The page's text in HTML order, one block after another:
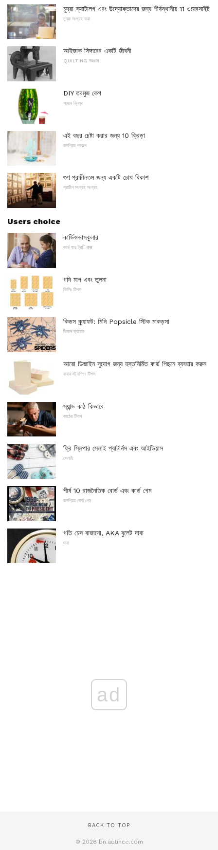
মুদ্রা ক্যাটালগ এবং উদ্যোক্তাদের জন্য শীর্ষস্থানীয় 11 ওয়েবসাইট
মুদ্রা সংগ্রহ করা
আইজাক সিঙ্গারের একটি জীবনী
QUILTING সরঞ্জাম
DIY তরমুজ কেগ
সামার ক্রিড়া
এই বছর চেষ্টা করার জন্য 10 ক্রিড়া
জনপ্রিয় প্রকল্প
গুণ প্রাচীনতম জন্য একটি চোখ বিকাশ
প্রাচীন সংগ্রহ সংগ্রহ
Users choice
কার্ডিওভাসকুলার
কার্ড যাদু ট্রिक्स
গদি মাপ এবং তুলনা
কিলিং টিপস
কিডস ক্র্যাফট: মিনি Popsicle স্টিক মাকড়সা
কিডস ক্রাফট
আরো ডিজাইন সুযোগ জন্য হস্তনির্মিত কার্ড পিছনে ব্যবহার করুন
রাবার স্ট্যাম্পিং টিপস
স্যান্ড কাঠ কিভাবে
কাঠের টিপস
ফ্রি স্লিপার সেলাই প্যাটার্নস এবং আইডিয়াস
সেলাই
শীর্ষ 10 রাজনৈতিক বোর্ড এবং কার্ড গেম
জনপ্রিয় বোর্ড গেম
গতি চেস বাজানো, AKA বুলেট দাবা
দাবা
ad
BACK TO TOP
© 2026 bn.actince.com